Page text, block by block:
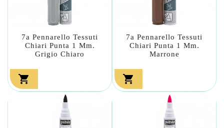
7a Pennarello Tessuti
Chiari Punta 1 Mm.
Grigio Chiaro

7a Pennarello Tessuti
Chiari Punta 1 Mm.
Marrone
